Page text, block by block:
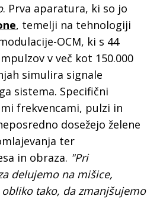
. Prva aparatura, ki so jo
, temelji na tehnologiji
OCM, ki s 44
v več kot 150.000
simulira signale
sistema. Specifični
frekvencami, pulzi in
dosežejo želene
ter
in obraza. "Pri
delujemo na mišice,
tako, da zmanjšujemo